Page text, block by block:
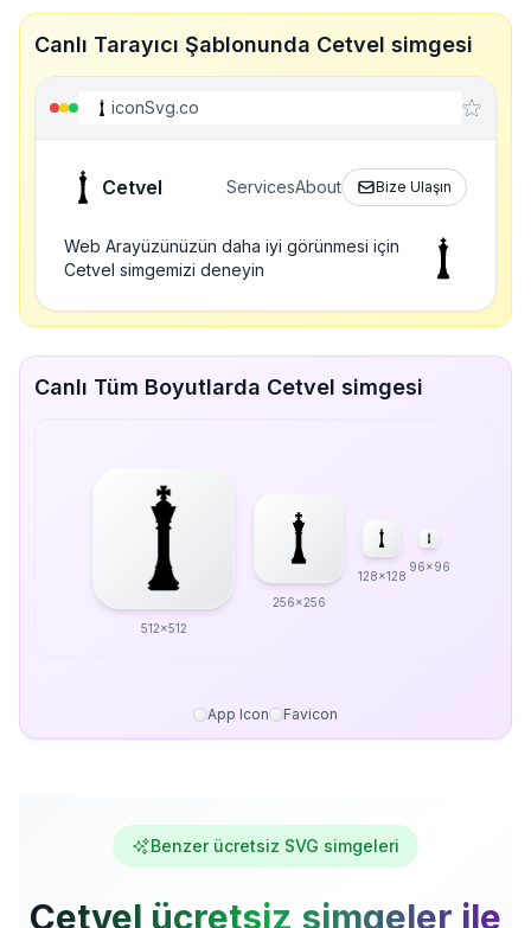
Canlı Tarayıcı Şablonunda Cetvel simgesi
iconSvg.co
Cetvel ServicesAbout Bize Ulaşın
Web Arayüzünüzün daha iyi görünmesi için
Cetvel simgemizi deneyin
Canlı Tüm Boyutlarda Cetvel simgesi
512x512
256x256
128x128
96x96
App Icon Favicon
Benzer ücretsiz SVG simgeleri
Cetvel ücretsiz simgeler ile